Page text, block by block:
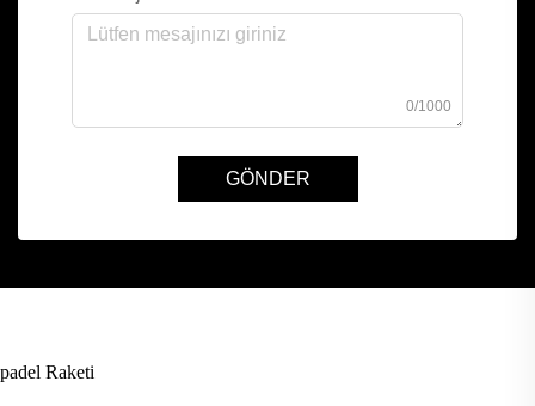
0/1000
GÖNDER
padel Raketi